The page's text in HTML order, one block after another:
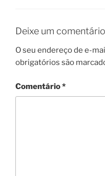
Deixe um comentário
O seu endereço de e-
obrigatórios são
Comentário*